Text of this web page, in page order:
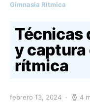
Gimnasia Rítmica
Técnicas
y captura
rítmica
febrero 13, 2024 4